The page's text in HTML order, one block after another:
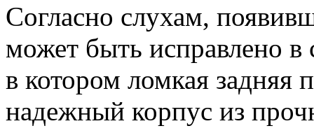
Согласно слухам,
может быть исправлено
в котором ломкая задняя
надежный корпус из